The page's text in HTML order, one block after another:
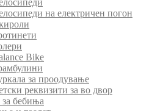
на електричен погон
Bike
за проодување
реквизити за во двор
бебиња